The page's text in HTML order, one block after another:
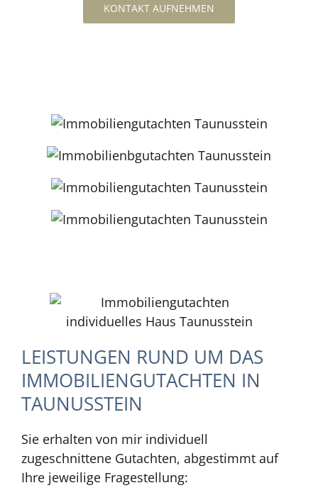
KONTAKT AUFNEHMEN
LEISTUNGEN RUND UM DAS
IMMOBILIENGUTACHTEN IN
TAUNUSSTEIN
Sie erhalten von mir individuell
zugeschnittene Gutachten, abgestimmt auf
Ihre jeweilige Fragestellung: